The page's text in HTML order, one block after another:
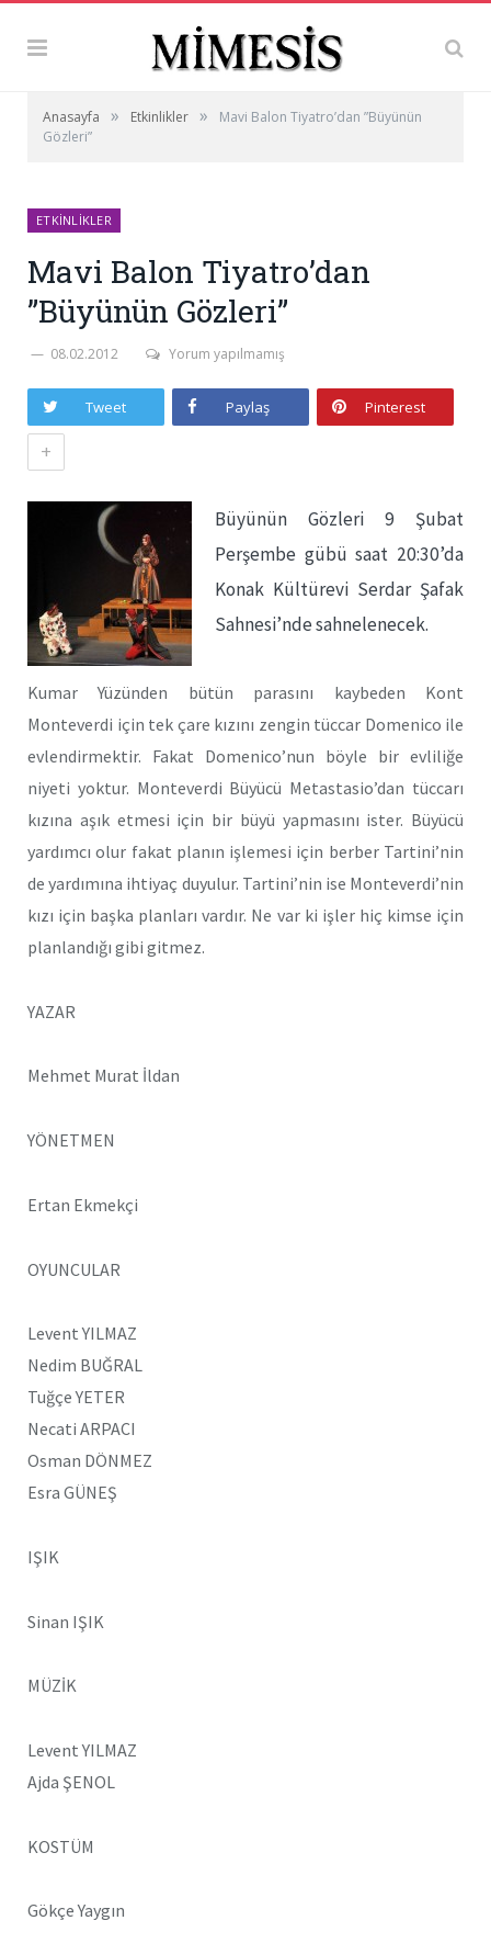
Anasayfa » Etkinlikler »
Mavi Balon Tiyatro’dan ”Büyünün
Gözleri”
ETKINLIKLER
Mavi Balon Tiyatro’dan
”Büyünün Gözleri”
08.02.2012 Yorum yapılmamış
Tweet Paylaş Pinterest
+
Büyünün Gözleri 9 Şubat
Perşembe gübü saat 20:30’da
Konak Kültürevi Serdar Şafak
Sahnesi’nde sahnelenecek.
Kumar Yüzünden bütün parasını kaybeden Kont
Monteverdi için tek çare kızını zengin tüccar Domenico ile
evlendirmektir. Fakat Domenico’nun böyle bir evliliğe
niyeti yoktur. Monteverdi Büyücü Metastasio’dan tüccarı
kızına aşık etmesi için bir büyü yapmasını ister. Büyücü
yardımcı olur fakat planın işlemesi için berber Tartini’nin
de yardımına ihtiyaç duyulur. Tartini’nin ise Monteverdi’nin
kızı için başka planları vardır. Ne var ki işler hiç kimse için
planlandığı gibi gitmez.
YAZAR
Mehmet Murat İldan
YÖNETMEN
Ertan Ekmekçi
OYUNCULAR
Levent YILMAZ
Nedim BUĞRAL
Tuğçe YETER
Necati ARPACI
Osman DÖNMEZ
Esra GÜNEŞ
IŞIK
Sinan IŞIK
MÜZİK
Levent YILMAZ
Ajda ŞENOL
KOSTÜM
Gökçe Yaygın